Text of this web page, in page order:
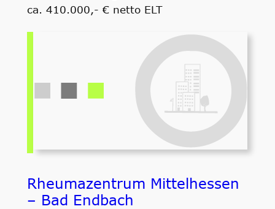
ca. 410.000,- € netto ELT
Rheumazentrum Mittelhessen
– Bad Endbach